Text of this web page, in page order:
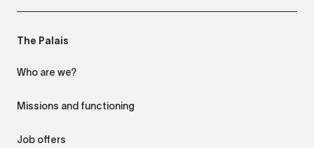
The Palais
Who are we?
Missions and functioning
Job offers